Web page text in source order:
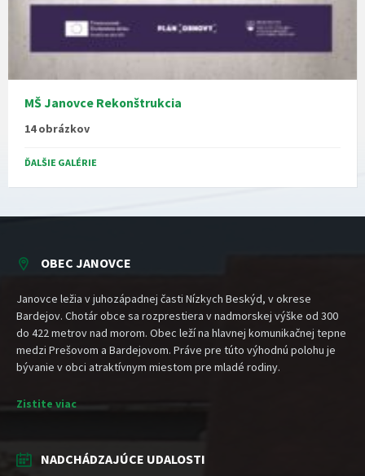
MŠ Janovce Rekonštrukcia
14 obrázkov
ĎALŠIE GALÉRIE
OBEC JANOVCE
Janovce ležia v juhozápadnej časti Nízkych Beskýd, v okrese
Bardejov. Chotár obce sa rozprestiera v nadmorskej výške od 300
do 422 metrov nad morom. Obec leží na hlavnej komunikačnej tepne
medzi Prešovom a Bardejovom. Práve pre túto výhodnú polohu je
bývanie v obci atraktívnym miestom pre mladé rodiny.
Zistite viac
NADCHÁDZAJÚCE UDALOSTI